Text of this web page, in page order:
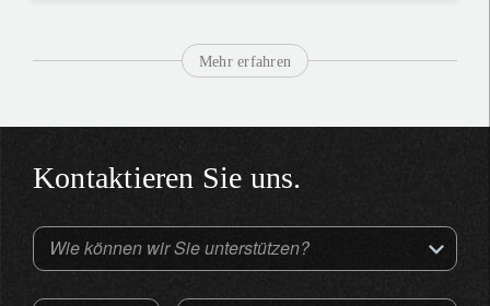
Mehr erfahren
Kontaktieren Sie uns.
Wie können wir Sie unterstützen?